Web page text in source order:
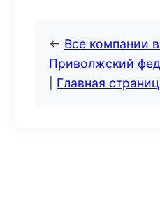
← Все компании
Приволжский
Главная